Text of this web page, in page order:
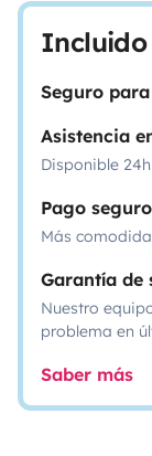
Incluido
Seguro
Asistencia
Disponible
Pago seguro
Más
Garantía de
Nuestro
problema en
Saber más